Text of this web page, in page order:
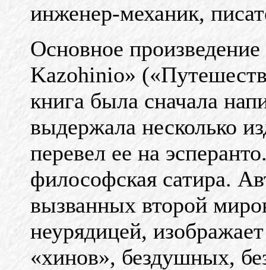
инженер-механик,
Основное
Kazohinio»
книга была сначала
выдержала несколько
перевел ее на
философская сатира.
вызванных второй
неурядицей,
«хинов», бездушных,